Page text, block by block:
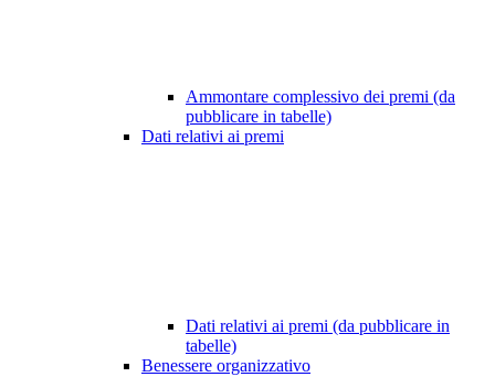
Ammontare complessivo dei premi (da
pubblicare in tabelle)
Dati relativi ai premi
Dati relativi ai premi (da pubblicare in
tabelle)
Benessere organizzativo